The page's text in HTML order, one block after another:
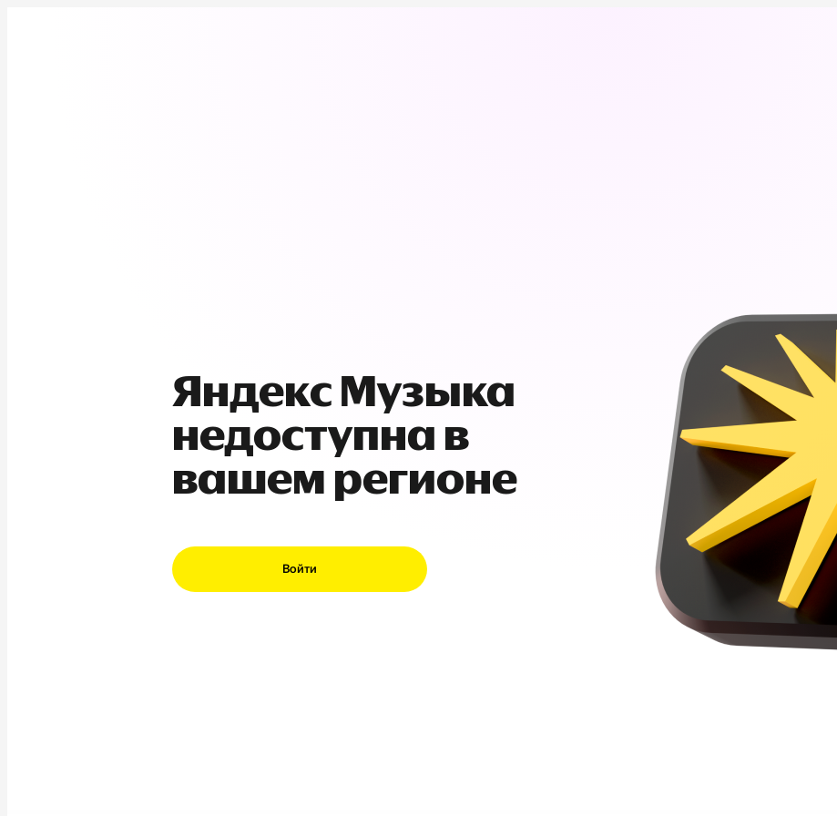
Яндекс Музыка
недоступна в
вашем регионе
Войти